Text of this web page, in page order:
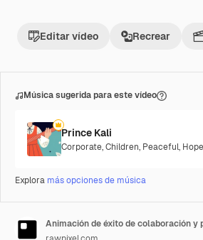
Editar vídeo Recrear
Música sugerida para este vídeo
Prince Kali
Corporate,Children, Peaceful,
Explora más opciones de música